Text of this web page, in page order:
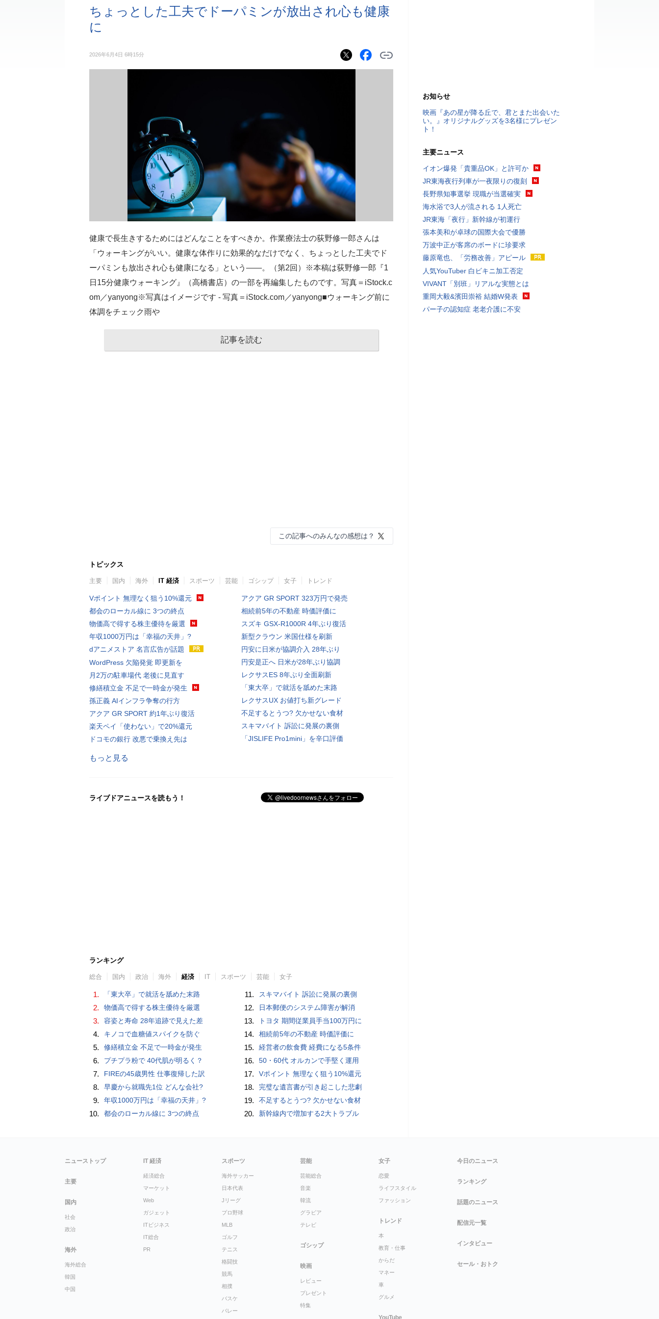
ちょっとした工夫でドーパミンが放出され心も健康
に
2026年6月4日 6時15分
健康で長生きするためにはどんなことをすべきか。作業療法士の荻野修一郎さんは
「ウォーキングがいい。健康な体作りに効果的なだけでなく、ちょっとした工夫でド
ーパミンも放出され心も健康になる」という――。（第2回）※本稿は荻野修一郎『1
日15分健康ウォーキング』（高橋書店）の一部を再編集したものです。写真＝iStock.c
om／yanyong※写真はイメージです - 写真＝iStock.com／yanyong■ウォーキング前に
体調をチェック雨や
記事を読む
この記事へのみんなの感想は？
トピックス
主要 国内 海外 IT 経済 スポーツ 芸能 ゴシップ 女子 トレンド
Vポイント 無理なく狙う10%還元
都会のローカル線に 3つの終点
物価高で得する株主優待を厳選
年収1000万円は「幸福の天井」?
dアニメストア 名言広告が話題
WordPress 欠陥発覚 即更新を
月2万の駐車場代 老後に見直す
修繕積立金 不足で一時金が発生
孫正義 AIインフラ争奪の行方
アクア GR SPORT 約1年ぶり復活
楽天ペイ「使わない」で20%還元
ドコモの銀行 改悪で乗換え先は
アクア GR SPORT 323万円で発売
相続前5年の不動産 時価評価に
スズキ GSX-R1000R 4年ぶり復活
新型クラウン 米国仕様を刷新
円安に日米が協調介入 28年ぶり
円安是正へ 日米が28年ぶり協調
レクサスES 8年ぶり全面刷新
「東大卒」で就活を舐めた末路
レクサスUX お値打ち新グレード
不足するとうつ? 欠かせない食材
スキマバイト 訴訟に発展の裏側
「JISLIFE Pro1mini」を辛口評価
もっと見る
ライブドアニュースを読もう！
ランキング
総合 国内 政治 海外 経済 IT スポーツ 芸能 女子
1. 「東大卒」で就活を舐めた末路
2. 物価高で得する株主優待を厳選
3. 容姿と寿命 28年追跡で見えた差
4. キノコで血糖値スパイクを防ぐ
5. 修繕積立金 不足で一時金が発生
6. プチプラ粉で 40代肌が明るく？
7. FIREの45歳男性 仕事復帰した訳
8. 早慶から就職先1位 どんな会社?
9. 年収1000万円は「幸福の天井」?
10. 都会のローカル線に 3つの終点
11. スキマバイト 訴訟に発展の裏側
12. 日本郵便のシステム障害が解消
13. トヨタ 期間従業員手当100万円に
14. 相続前5年の不動産 時価評価に
15. 経営者の飲食費 経費になる5条件
16. 50・60代 オルカンで手堅く運用
17. Vポイント 無理なく狙う10%還元
18. 完璧な遺言書が引き起こした悲劇
19. 不足するとうつ? 欠かせない食材
20. 新幹線内で増加する2大トラブル
お知らせ
映画『あの星が降る丘で、君とまた出会いた
い。』オリジナルグッズを3名様にプレゼン
ト！
主要ニュース
イオン爆発「貴重品OK」と許可か
JR東海夜行列車が一夜限りの復刻
長野県知事選挙 現職が当選確実
海水浴で3人が流される 1人死亡
JR東海「夜行」新幹線が初運行
張本美和が卓球の国際大会で優勝
万波中正が客席のボードに珍要求
藤原竜也、「労務改善」アピール
人気YouTuber 白ビキニ加工否定
VIVANT「別班」リアルな実態とは
重岡大毅&濱田崇裕 結婚W発表
パー子の認知症 老老介護に不安
ニューストップ
主要
国内
社会
政治
海外
海外総合
韓国
中国
IT 経済
経済総合
マーケット
Web
ガジェット
ITビジネス
IT総合
PR
スポーツ
海外サッカー
日本代表
Jリーグ
プロ野球
MLB
ゴルフ
テニス
格闘技
競馬
相撲
バスケ
バレー
芸能
芸能総合
音楽
韓流
グラビア
テレビ
ゴシップ
映画
レビュー
プレゼント
特集
女子
恋愛
ライフスタイル
ファッション
トレンド
本
教育・仕事
からだ
マネー
車
グルメ
YouTube
今日のニュース
ランキング
話題のニュース
配信元一覧
インタビュー
セール・おトク